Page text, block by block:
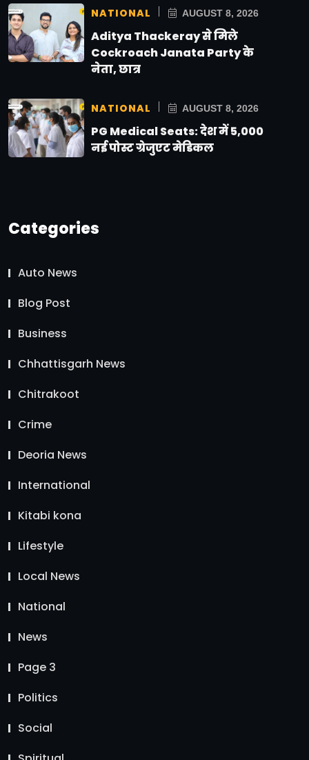
NATIONAL AUGUST 8, 2026
Aditya Thackeray से मिले
Cockroach Janata Party के
नेता, छात्र
NATIONAL AUGUST 8, 2026
PG Medical Seats: देश में 5,000
नई पोस्ट ग्रेजुएट मेडिकल
Categories
Auto News
Blog Post
Business
Chhattisgarh News
Chitrakoot
Crime
Deoria News
International
Kitabi kona
Lifestyle
Local News
National
News
Page 3
Politics
Social